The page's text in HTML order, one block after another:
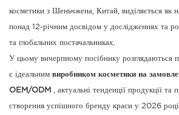
косметики з Шеньчжена, Китай, виділяється як
понад 12-річним досвідом у дослідженнях та
та глобальних постачальниках.
У цьому вичерпному посібнику
є ідеальним виробником косметики на
OEM/ODM , актуальні тенденції продукції та
створення успішного бренду краси у 2026 році